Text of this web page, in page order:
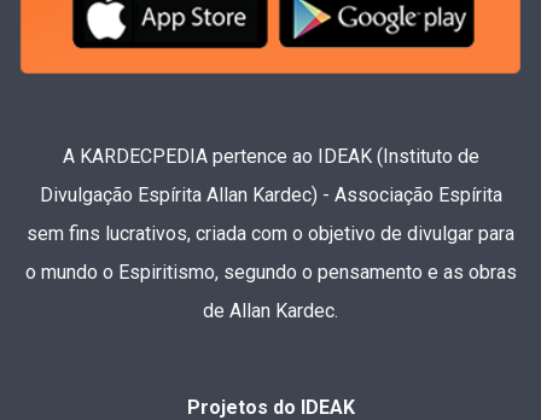
A KARDECPEDIA pertence ao IDEAK (Instituto de
Divulgação Espírita Allan Kardec) - Associação Espírita
sem fins lucrativos, criada com o objetivo de divulgar para
o mundo o Espiritismo, segundo o pensamento e as obras
de Allan Kardec.
Projetos do IDEAK